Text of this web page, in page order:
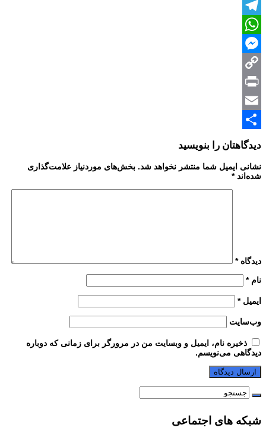
Twitter
Telegram
WhatsApp
Messenger
Copy
Link
Print
Email
Share
دیدگاهتان را بنویسید
نشانی ایمیل شما منتشر نخواهد شد. بخش‌های موردنیاز علامت‌گذاری
شده‌اند*
دیدگاه*
نام*
ایمیل*
وب‌سایت
ذخیره نام، ایمیل و وبسایت من در مرورگر برای زمانی که دوباره
دیدگاهی می‌نویسم.
شبکه های اجتماعی